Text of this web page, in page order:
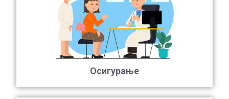
Осигурање